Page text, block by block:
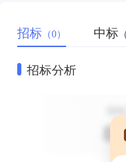
招标 （0） 中标
招标分析